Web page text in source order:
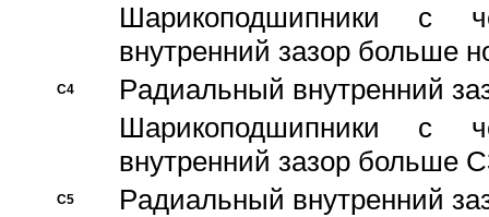
Шарикоподшипники с
внутренний зазор больше
C4
Pадиальный внутренний
Шарикоподшипники с
внутренний зазор больше
C5 Pадиальный внутренний